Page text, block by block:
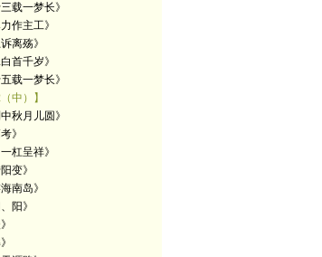
载一梦长》
作主工》
离殇》
首千岁》
载一梦长》
中）】
秋月儿圆》
》
杠呈祥》
变》
南岛》
阳》